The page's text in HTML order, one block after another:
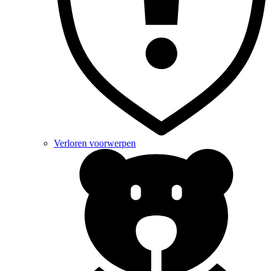
Verloren voorwerpen